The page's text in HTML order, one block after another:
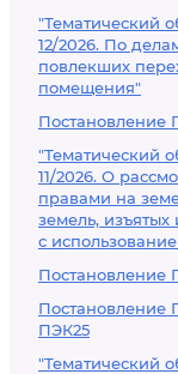
"Тематический
12/2026. По
повлекших
помещения"
Постановление
"Тематический
11/2026. О
правами на
земель,
с
Постановление
Постановление
ПЭК25
"Тематический